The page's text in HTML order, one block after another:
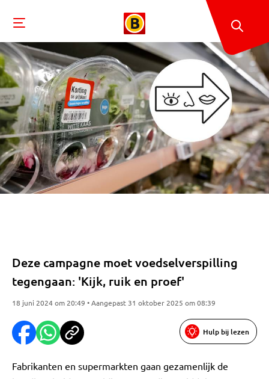
Deze campagne moet voedselverspilling
tegengaan: 'Kijk, ruik en proef'
18 juni 2024 om 20:49 • Aangepast 31 oktober 2025 om 08:39
Hulp bij lezen
Fabrikanten en supermarkten gaan gezamenlijk de